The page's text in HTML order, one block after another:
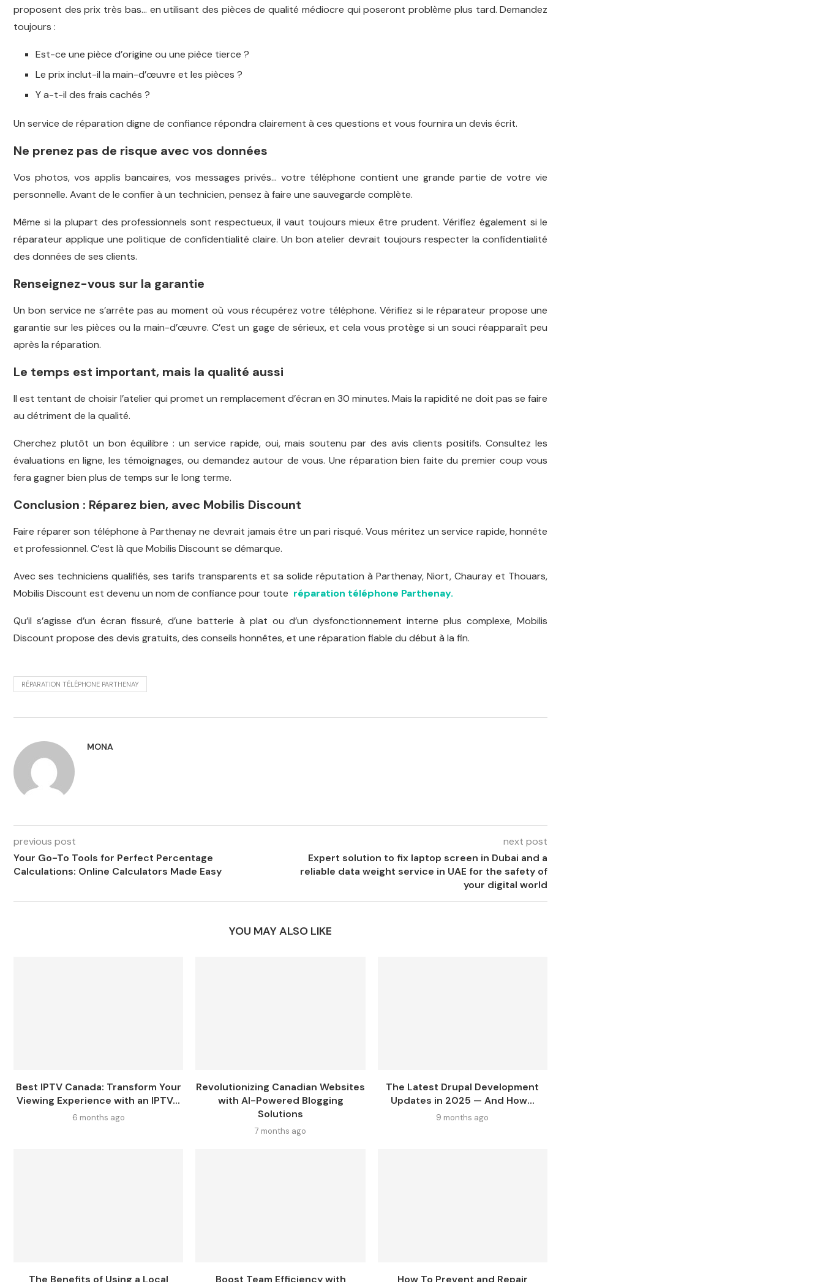
proposent des prix très bas… en utilisant des pièces de qualité médiocre qui poseront problème plus tard. Demandez
toujours :
Est-ce une pièce d’origine ou une pièce tierce ?
Le prix inclut-il la main-d’œuvre et les pièces ?
Y a-t-il des frais cachés ?
Un service de réparation digne de confiance répondra clairement à ces questions et vous fournira un devis écrit.
Ne prenez pas de risque avec vos données
Vos photos, vos applis bancaires, vos messages privés… votre téléphone contient une grande partie de votre vie
personnelle. Avant de le confier à un technicien, pensez à faire une sauvegarde complète.
Même si la plupart des professionnels sont respectueux, il vaut toujours mieux être prudent. Vérifiez également si le
réparateur applique une politique de confidentialité claire. Un bon atelier devrait toujours respecter la confidentialité
des données de ses clients.
Renseignez-vous sur la garantie
Un bon service ne s’arrête pas au moment où vous récupérez votre téléphone. Vérifiez si le réparateur propose une
garantie sur les pièces ou la main-d’œuvre. C’est un gage de sérieux, et cela vous protège si un souci réapparaît peu
après la réparation.
Le temps est important, mais la qualité aussi
Il est tentant de choisir l’atelier qui promet un remplacement d’écran en 30 minutes. Mais la rapidité ne doit pas se faire
au détriment de la qualité.
Cherchez plutôt un bon équilibre : un service rapide, oui, mais soutenu par des avis clients positifs. Consultez les
évaluations en ligne, les témoignages, ou demandez autour de vous. Une réparation bien faite du premier coup vous
fera gagner bien plus de temps sur le long terme.
Conclusion : Réparez bien, avec Mobilis Discount
Faire réparer son téléphone à Parthenay ne devrait jamais être un pari risqué. Vous méritez un service rapide, honnête
et professionnel. C’est là que Mobilis Discount se démarque.
Avec ses techniciens qualifiés, ses tarifs transparents et sa solide réputation à Parthenay, Niort, Chauray et Thouars,
Mobilis Discount est devenu un nom de confiance pour toute réparation téléphone Parthenay.
Qu’il s’agisse d’un écran fissuré, d’une batterie à plat ou d’un dysfonctionnement interne plus complexe, Mobilis
Discount propose des devis gratuits, des conseils honnêtes, et une réparation fiable du début à la fin.
RÉPARATION TÉLÉPHONE PARTHENAY
MONA
previous post
Your Go-To Tools for Perfect Percentage
Calculations: Online Calculators Made Easy
next post
Expert solution to fix laptop screen in Dubai and a
reliable data weight service in UAE for the safety of
your digital world
YOU MAY ALSO LIKE
Best IPTV Canada: Transform Your
Viewing Experience with an IPTV...
6 months ago
Revolutionizing Canadian Websites
with AI-Powered Blogging
Solutions
7 months ago
The Latest Drupal Development
Updates in 2025 — And How...
9 months ago
The Benefits of Using a Local Boost Team Efficiency with How To Prevent and Repair